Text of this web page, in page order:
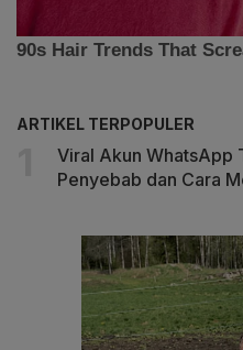
ARTIKEL TERPOPULER
Viral Akun WhatsApp
Penyebab dan Cara